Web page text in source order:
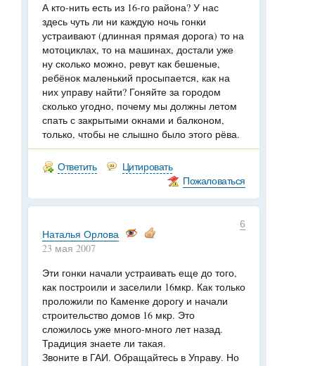
А кто-нить есть из 16-го района? У нас
здесь чуть ли ни каждую ночь гонки
устраивают (длинная прямая дорога) то на
мотоциклах, то на машинах, достали уже
ну сколько можно, ревут как бешеные,
ребёнок маленький просыпается, как на
них управу найти? Гоняйте за городом
сколько угодно, почему мы должны летом
спать с закрытыми окнами и балконом,
только, чтобы не слышно было этого рёва.
Ответить
Цитировать
Пожаловаться
6
Наталья Орлова
23 мая 2007
Эти гонки начали устраивать еще до того,
как построили и заселили 16мкр. Как только
проложили по Каменке дорогу и начали
строительство домов 16 мкр. Это
сложилось уже много-много лет назад.
Традиция знаете ли такая.
Звоните в ГАИ. Обращайтесь в Управу. Но